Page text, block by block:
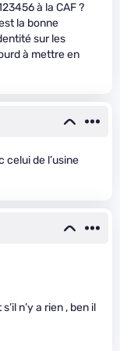
à la CAF ?
la bonne
sur les
à mettre en
celui de l’usine
n’y a rien , ben il